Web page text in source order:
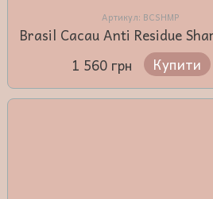
Артикул: BCSHMP
1 560 грн
Купити